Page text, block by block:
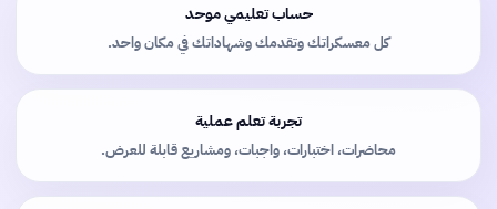
حساب تعليمي موحد
كل معسكراتك وتقدمك وشهاداتك في مكان واحد.
تجربة تعلم عملية
محاضرات، اختبارات، واجبات، ومشاريع قابلة للعرض.